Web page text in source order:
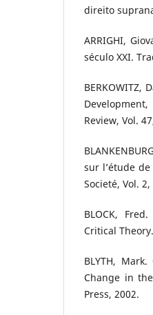
direito
ARRIGHI,
século XXI.
BERKOWITZ,
Review, Vol.
sur l’étude
Societé, Vol. 2,
BLOCK,
Critical
BLYTH,
Change in
Press, 2002.